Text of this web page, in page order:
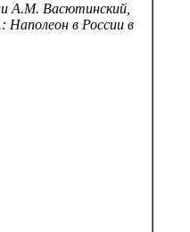
А.М. Васютинский,
в России в